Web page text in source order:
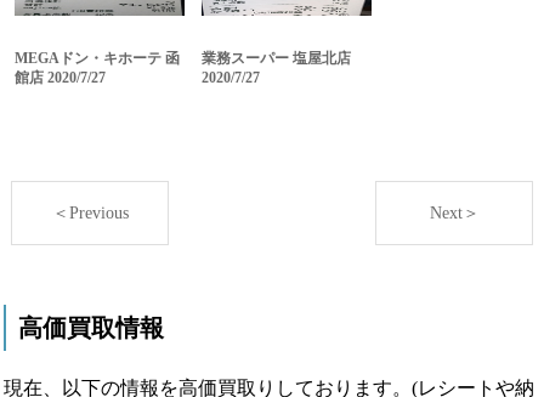
MEGAドン・キホーテ 函
館店 2020/7/27
業務スーパー 塩屋北店
2020/7/27
＜Previous Next＞
高価買取情報
現在、以下の情報を高価買取りしております。(レシートや納